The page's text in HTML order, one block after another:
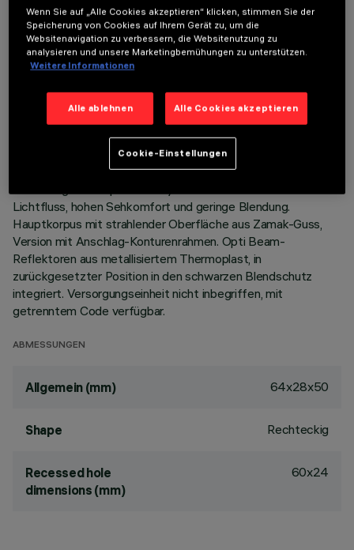
TECHNISCHE DATEN
LETZTES UPDATE: 05.08.2026
BESCHREIBUNG
Miniaturisierte, lineare Einbauleuchte mit 3 optischen
Elementen mit LED-Lampen - feste Optiken. Trotz der sehr
kompakten Größe der Leuchte sorgt die patentierte
Lichtfluss, hohen Sehkomfort und geringe Blendung.
Hauptkorpus mit strahlender Oberfläche aus Zamak-Guss,
Version mit Anschlag-Konturenrahmen. Opti Beam-
Reflektoren aus metallisiertem Thermoplast, in
zurückgesetzter Position in den schwarzen Blendschutz
integriert. Versorgungseinheit nicht inbegriffen, mit
getrenntem Code verfügbar.
ABMESSUNGEN
Allgemein (mm) 64x28x50
Shape Rechteckig
Recessed hole
dimensions (mm)
60x24
Wenn Sie auf „Alle Cookies akzeptieren“ klicken, stimmen Sie der
Speicherung von Cookies auf Ihrem Gerät zu, um die
Websitenavigation zu verbessern, die Websitenutzung zu
analysieren und unsere Marketingbemühungen zu unterstützen.
Weitere Informationen
Alle ablehnen Alle Cookies akzeptieren
Cookie-Einstellungen